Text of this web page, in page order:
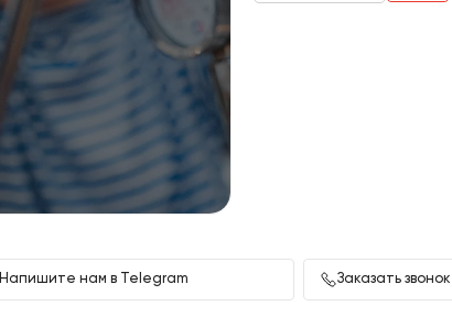
Напишите нам в Telegram Заказать звонок